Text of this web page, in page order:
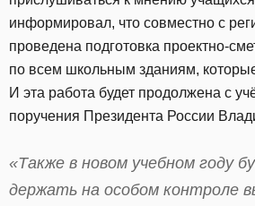
информировал, что совместно с
проведена подготовка проектно-
по всем школьным зданиям,
И эта работа будет продолжена с
поручения Президента России
«Также в новом учебном году
держать на особом контроле